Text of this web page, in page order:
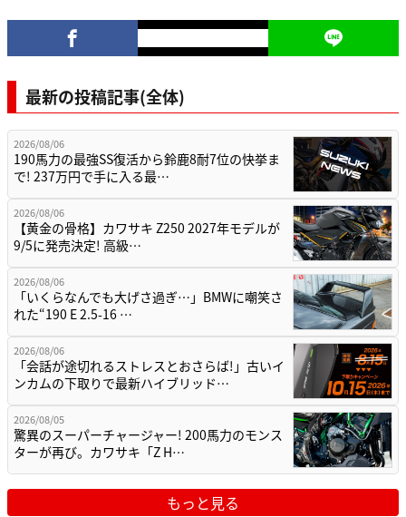
最新の投稿記事(全体)
2026/08/06
190馬力の最強SS復活から鈴鹿8耐7位の快挙ま
で! 237万円で手に入る最…
2026/08/06
【黄金の骨格】カワサキ Z250 2027年モデルが
9/5に発売決定! 高級…
2026/08/06
「いくらなんでも大げさ過ぎ…」BMWに嘲笑さ
れた“190 E 2.5-16 …
2026/08/06
「会話が途切れるストレスとおさらば!」古いイ
ンカムの下取りで最新ハイブリッド…
2026/08/05
驚異のスーパーチャージャー! 200馬力のモンス
ターが再び。カワサキ「Z H…
もっと見る